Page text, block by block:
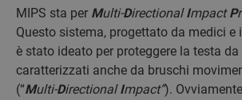
MIPS sta per Multi-DirectionalImpactP
Questo sistema, progettato da medici e
è stato ideato per proteggere la testa
caratterizzati anche da bruschi
(“Multi-DirectionalImpact”).